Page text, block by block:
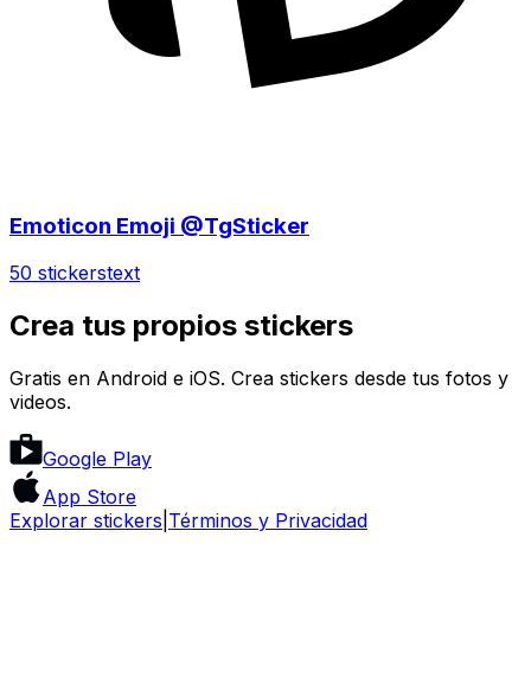
Emoticon Emoji @TgSticker
50 stickerstext
Crea tus propios stickers
Gratis en Android e iOS. Crea stickers desde tus fotos y
videos.
Google Play
App Store
Explorar stickers Términos y Privacidad